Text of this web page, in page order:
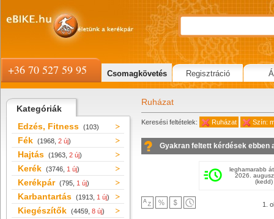
Kategóriák
Edzés, Fitness (103)
Fék (1968, 2 új)
Hajtás (1963, 2 új)
Kerék (3746, 1 új)
Kerékpár (795, 1 új)
Karbantartás (1913, 1 új)
Kiegészítők (4459, 8 új)
Ruházat
Keresési feltételek: Ruházat Szín:
Gyakran feltett kérdések ebben
leghamarabb
2026.
(kedd)
1.
+36 70 527 59 95 Csomagkövetés Regisztráció